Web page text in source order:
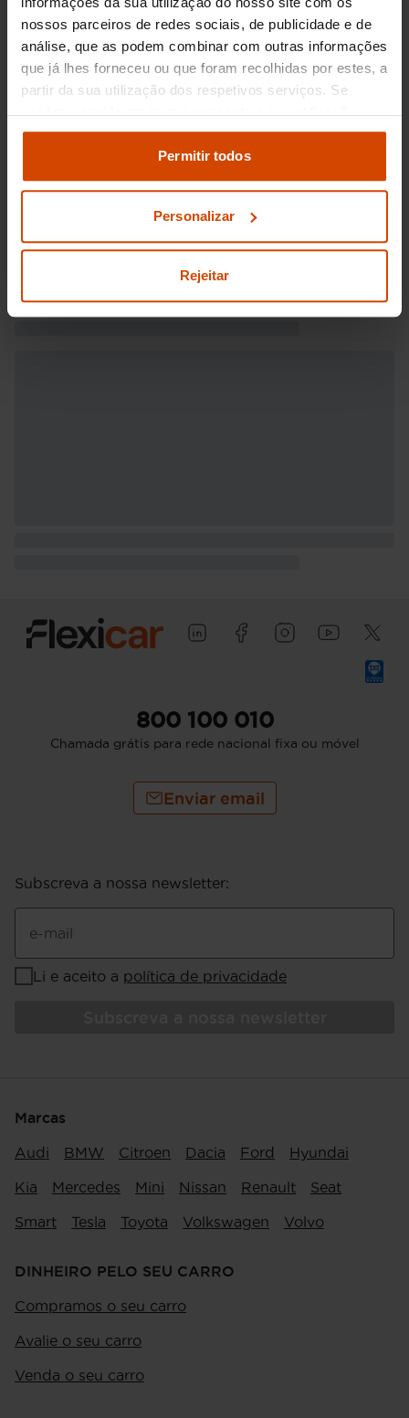
nossos parceiros de redes sociais, de publicidade e de
análise, que as podem combinar com outras informações
que já lhes forneceu ou que foram recolhidas por estes, a
partir da sua utilização dos respetivos serviços. Se
aceitar, consideramos que consente a sua utilização.
Pode modificar as suas opções de consentimento e
definições de cookies
definições e saber mais na nossapolítica de
Permitir todos
Personalizar
Rejeitar
800 100 010
Chamada grátis para rede nacional fixa ou móvel
Enviar email
Subscreva a nossa newsletter:
e-mail
Li e aceito a política de privacidade
Marcas
Audi BMW Citroen Dacia Ford Hyundai
Kia Mercedes Mini Nissan Renault Seat
Smart Tesla Toyota Volkswagen Volvo
DINHEIRO PELO SEU CARRO
Compramos o seu carro
Avalie o seu carro
Venda o seu carro